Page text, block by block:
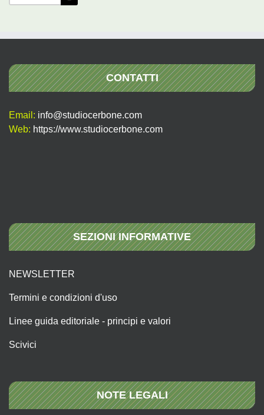
per:
CONTATTI
Email: info@studiocerbone.com
Web: https://www.studiocerbone.com
SEZIONI INFORMATIVE
NEWSLETTER
Termini e condizioni d'uso
Linee guida editoriale - principi e valori
Scivici
NOTE LEGALI